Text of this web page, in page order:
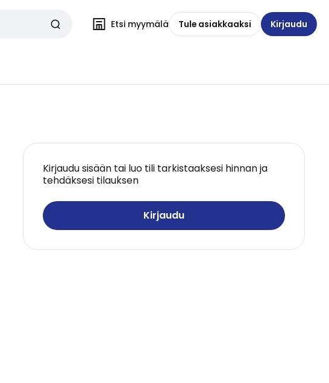
Etsi myymälä Tule asiakkaaksi Kirjaudu
Kirjaudu sisään tai luo tili tarkistaaksesi hinnan ja
tehdäksesi tilauksen
Kirjaudu